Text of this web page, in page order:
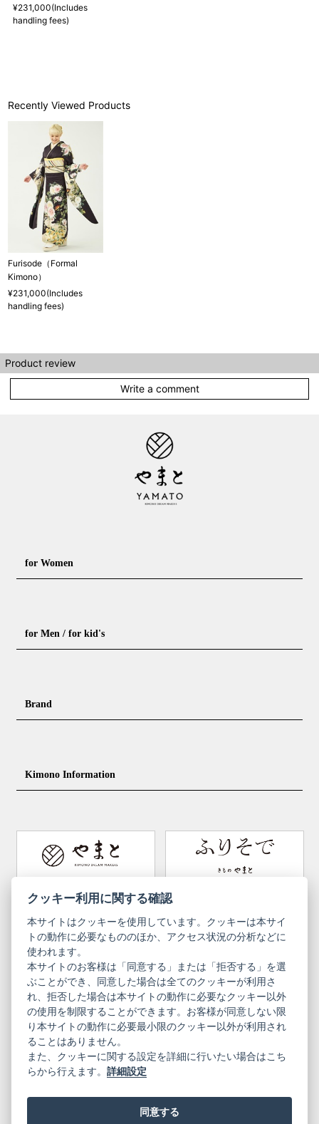
¥231,000(Includes
handling fees)
Recently Viewed Products
Furisode（Formal
Kimono）
¥231,000(Includes
handling fees)
Product review
Write a comment
for Women
Casual kimono Outerwear
Footwear ＆ bag
Convenient item Machining options
Obi (made in Okinawa)
for Men / for kid's
Men's Yukata Obi for men
Brand
Y. & SONS THE YARD
Kimono Information
Yamato Brand Website
Newsletter User Guide
Privacy Policy Inquiries
Information Pursuant to the Act on
Specified Commercial Transactions Terms of Use
English Japanese
クッキー利用に関する確認
本サイトはクッキーを使用しています。クッキーは本サイ
トの動作に必要なもののほか、アクセス状況の分析などに
使われます。
本サイトのお客様は「同意する」または「拒否する」を選
ぶことができ、同意した場合は全てのクッキーが利用さ
れ、拒否した場合は本サイトの動作に必要なクッキー以外
の使用を制限することができます。お客様が同意しない限
り本サイトの動作に必要最小限のクッキー以外が利用され
ることはありません。
また、クッキーに関する設定を詳細に行いたい場合はこち
らから行えます。詳細設定
同意する